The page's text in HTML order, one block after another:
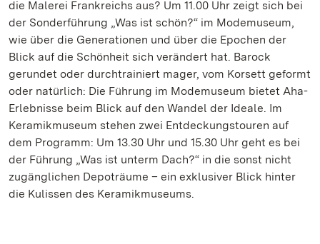
die Malerei Frankreichs aus? Um 11.00 Uhr zeigt sich bei
der Sonderführung „Was ist schön?“ im Modemuseum,
wie über die Generationen und über die Epochen der
Blick auf die Schönheit sich verändert hat. Barock
gerundet oder durchtrainiert mager, vom Korsett geformt
oder natürlich: Die Führung im Modemuseum bietet Aha-
Erlebnisse beim Blick auf den Wandel der Ideale. Im
Keramikmuseum stehen zwei Entdeckungstouren auf
dem Programm: Um 13.30 Uhr und 15.30 Uhr geht es bei
der Führung „Was ist unterm Dach?“ in die sonst nicht
zugänglichen Depoträume – ein exklusiver Blick hinter
die Kulissen des Keramikmuseums.